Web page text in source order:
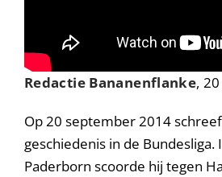
Redactie Bananenflanke,
Op 20 september 2014
geschiedenis in de Bundesliga.
Paderborn scoorde hij tegen